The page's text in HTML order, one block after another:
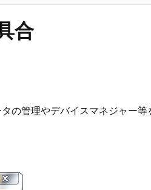
合
の管理やデバイスマネジャー